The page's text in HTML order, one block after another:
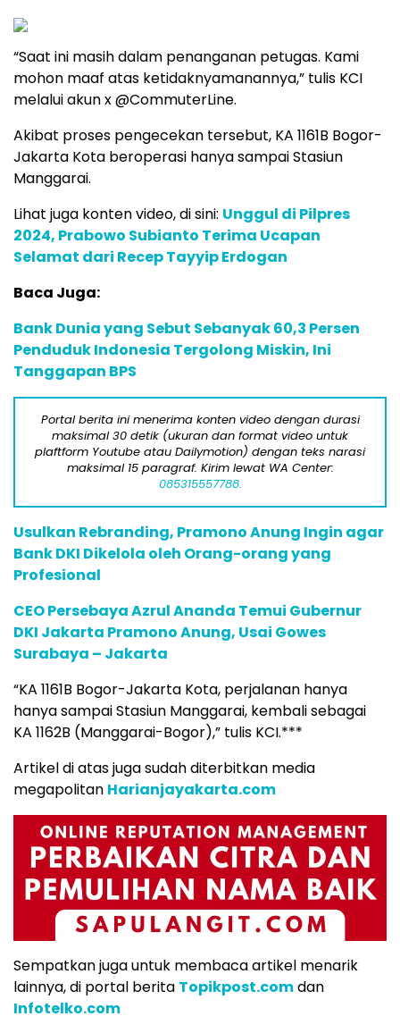
“Saat ini masih dalam penanganan petugas. Kami
mohon maaf atas ketidaknyamanannya,” tulis KCI
melalui akun x @CommuterLine.
Akibat proses pengecekan tersebut, KA 1161B Bogor-
Jakarta Kota beroperasi hanya sampai Stasiun
Manggarai.
Lihat juga konten video, di sini: Unggul di Pilpres
2024, Prabowo Subianto Terima Ucapan
Selamat dari Recep Tayyip Erdogan
Baca Juga:
Bank Dunia yang Sebut Sebanyak 60,3 Persen
Penduduk Indonesia Tergolong Miskin, Ini
Tanggapan BPS
Portal berita ini menerima konten video dengan durasi
maksimal 30 detik (ukuran dan format video untuk
plaftform Youtube atau Dailymotion) dengan teks narasi
maksimal 15 paragraf. Kirim lewat WA Center:
085315557788.
Usulkan Rebranding, Pramono Anung Ingin agar
Bank DKI Dikelola oleh Orang-orang yang
Profesional
CEO Persebaya Azrul Ananda Temui Gubernur
DKI Jakarta Pramono Anung, Usai Gowes
Surabaya – Jakarta
“KA 1161B Bogor-Jakarta Kota, perjalanan hanya
hanya sampai Stasiun Manggarai, kembali sebagai
KA 1162B (Manggarai-Bogor),” tulis KCI.***
Artikel di atas juga sudah diterbitkan media
megapolitan Harianjayakarta.com
Sempatkan juga untuk membaca artikel menarik
lainnya, di portal berita Topikpost.comdan
Infotelko.com